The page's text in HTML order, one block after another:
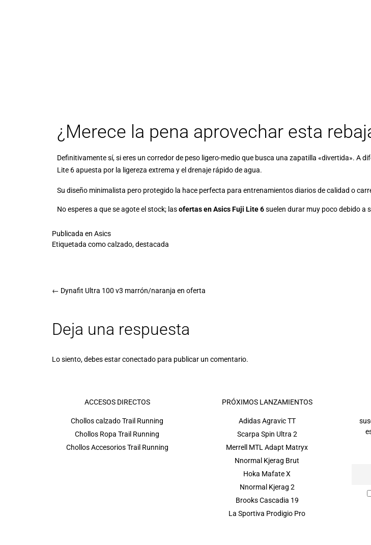
¿Merece la pena aprovechar esta
Definitivamente sí, si eres un corredor de peso ligero-medio que busca una zapatilla «divertida». A
Lite 6 apuesta por la ligereza extrema y el drenaje rápido de agua.
Su diseño minimalista pero protegido la hace perfecta para entrenamientos diarios de calidad o
No esperes a que se agote el stock; lasofertas en Asics Fuji Lite 6suelen durar muy poco debido a
Publicada en Asics
Etiquetada comocalzado,destacada
← Dynafit Ultra 100 v3 marrón/naranja en oferta
Deja una respuesta
Lo siento, debes estarconectado para publicar un comentario.
ACCESOS DIRECTOS
Chollos calzado Trail Running
Chollos Ropa Trail Running
Chollos Accesorios Trail Running
PRÓXIMOS LANZAMIENTOS
Adidas Agravic TT
Scarpa Spin Ultra 2
Merrell MTL Adapt Matryx
Nnormal Kjerag Brut
Hoka Mafate X
Nnormal Kjerag 2
Brooks Cascadia 19
La Sportiva Prodigio Pro